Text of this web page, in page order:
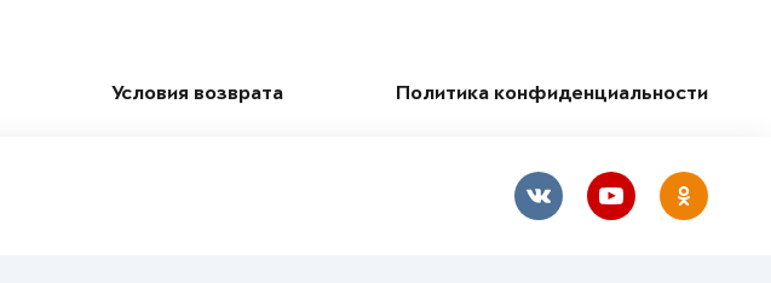
Условия возврата Политика конфиденциальности